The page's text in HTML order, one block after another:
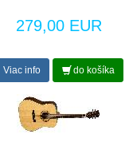
279,00 EUR
Viac info do košíka